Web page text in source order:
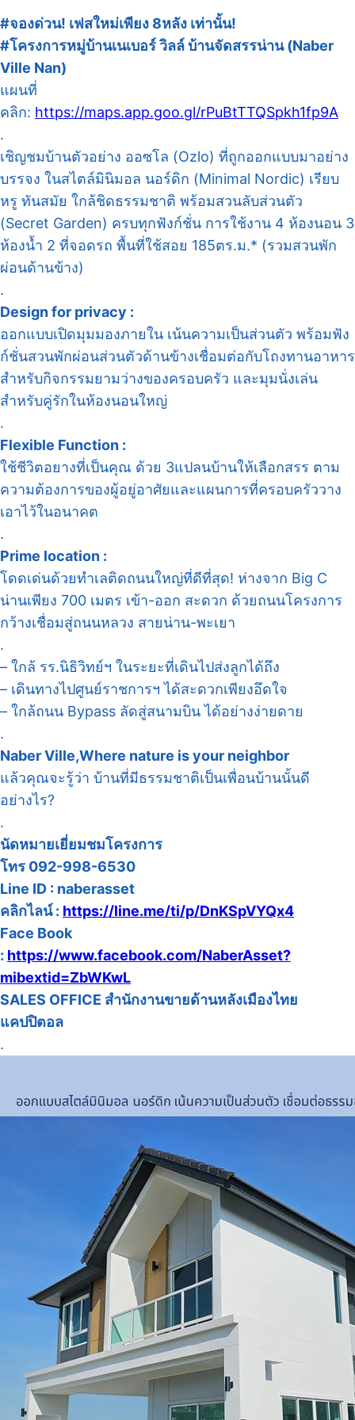
#จองด่วน! เฟสใหม่เพียง 8หลัง เท่านั้น!
#โครงการหมู่บ้านเนเบอร์ วิลล์ บ้านจัดสรรน่าน (Naber
Ville Nan)
แผนที่
คลิก: https://maps.app.goo.gl/rPuBtTTQSpkh1fp9A
.
เชิญชมบ้านตัวอย่าง ออซโล (Ozlo) ที่ถูกออกแบบมาอย่าง
บรรจง ในสไตล์มินิมอล นอร์ดิก (Minimal Nordic) เรียบ
หรู ทันสมัย ใกล้ชิดธรรมชาติ พร้อมสวนลับส่วนตัว
(Secret Garden) ครบทุกฟังก์ชั่น การใช้งาน 4 ห้องนอน 3
ห้องน้ำ 2 ที่จอดรถ พื้นที่ใช้สอย 185ตร.ม.* (รวมสวนพัก
ผ่อนด้านข้าง)
.
Design for privacy :
ออกแบบเปิดมุมมองภายใน เน้นความเป็นส่วนตัว พร้อมฟัง
ก์ชั่นสวนพักผ่อนส่วนตัวด้านข้างเชื่อมต่อกับโถงทานอาหาร
สำหรับกิจกรรมยามว่างของครอบครัว และมุมนั่งเล่น
สำหรับคู่รักในห้องนอนใหญ่
.
Flexible Function :
ใช้ชีวิตอยางที่เป็นคุณ ด้วย 3แปลนบ้านให้เลือกสรร ตาม
ความต้องการของผู้อยู่อาศัยและแผนการที่ครอบครัววาง
เอาไว้ในอนาคต
.
Prime location :
โดดเด่นด้วยทำเลติดถนนใหญ่ที่ดีที่สุด! ห่างจาก Big C
น่านเพียง 700 เมตร เข้า-ออก สะดวก ด้วยถนนโครงการ
กว้างเชื่อมสู่ถนนหลวง สายน่าน-พะเยา
.
– ใกล้ รร.นิธิวิทย์ฯ ในระยะที่เดินไปส่งลูกได้ถึง
– เดินทางไปศูนย์ราชการฯ ได้สะดวกเพียงอึดใจ
– ใกล้ถนน Bypass ลัดสู่สนามบิน ได้อย่างง่ายดาย
.
Naber Ville,Where nature is your neighbor
แล้วคุณจะรู้ว่า บ้านที่มีธรรมชาติเป็นเพื่อนบ้านนั้นดี
อย่างไร?
.
นัดหมายเยี่ยมชมโครงการ
โทร 092-998-6530
Line ID : naberasset
คลิกไลน์ : https://line.me/ti/p/DnKSpVYQx4
Face Book
: https://www.facebook.com/NaberAsset?
mibextid=ZbWKwL
SALES OFFICE สำนักงานขายด้านหลังเมืองไทย
แคปปิตอล
.